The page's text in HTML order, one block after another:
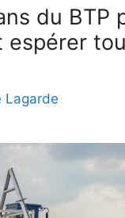
du BTP
espérer
Lagarde